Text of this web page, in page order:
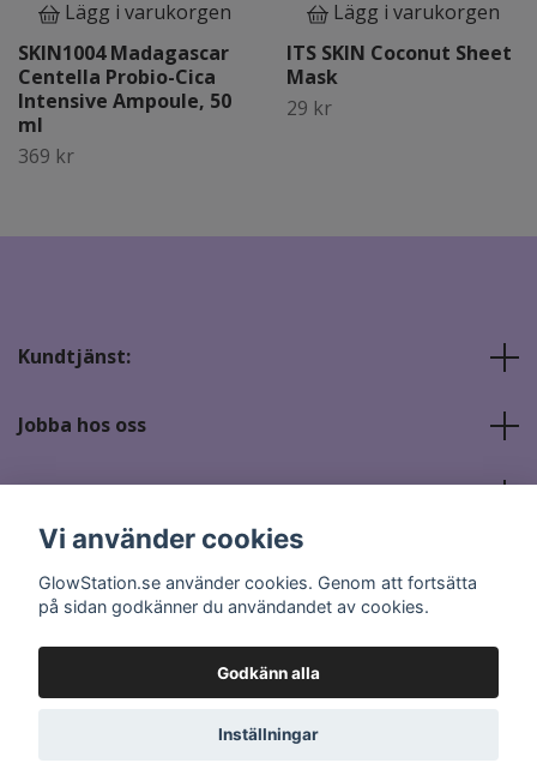
Lägg i varukorgen
SKIN1004 Madagascar
Centella Probio-Cica
Intensive Ampoule, 50
ml
369 kr
Lägg i varukorgen
ITS SKIN Coconut Sheet
Mask
29 kr
Kundtjänst:
Jobba hos oss
Sociala medier
© 2026 GlowStation.se
Vi använder cookies
GlowStation.se använder cookies. Genom att fortsätta
på sidan godkänner du användandet av cookies.
Godkänn alla
Inställningar